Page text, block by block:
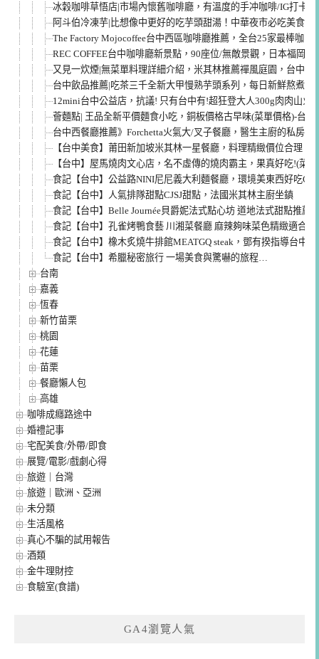
冰穀咖啡草悟店|市場內懷舊咖啡廳，有溫度的手冲咖啡/IG打卡新
阿斗伯冷凍芋|比想像中更好的吃芋頭甜湯！中華夜市必吃美食
The Factory Mojocoffee台中西區咖啡廳推薦，全台25家最棒咖啡
REC COFFEE台中咖啡廳新景點，90座位/無敵景觀，日本福岡
又見一炊煙|無菜單料理詳細介紹，米其林推薦禪風庭園，台中新
台中飲品推薦|吃茶三千全新大甲慢熟芋頭系列，每日新鮮熬煮超
12mini台中公益店，抗議! 只有台中有!超狂登大人300g肉肉山火
薈麵點| 王品全新平價麵食小吃，銅板價格古早味(菜單價格)-台
台中西餐廳推薦》Forchetta火氣大/叉子餐廳，醫生主廚的私房歐
【台中美食】莆田新加坡米其林一星餐廳，料理精緻價位合理，
【台中】屋馬燒肉文心店，名不虛傳的燒肉霸主，果真好吃!(菜單
食記【台中】公益路NINI尼尼義大利麵餐廳，環境美東西好吃CP
食記【台中】人氣排隊甜點CJSJ甜點，法國米其林主廚坐鎮
食記【台中】Belle Journée貝爵妮法式點心坊 道地法式甜點推薦(
食記【台中】孔雀烤鴨食藝 川湘菜餐廳 麻辣夠味菜色精緻適合
食記【台中】橡木炙燒牛排館MEATGQ steak，鄧有揆指導台中
食記【台中】希臘秘密旅行 一場美食與驚嚇的旅程…
台南
嘉義
恆春
新竹苗栗
桃園
花蓮
苗栗
餐廳懶人包
高雄
咖啡成癮路途中
婚禮記事
宅配美食/外帶/即食
展覽/電影/戲劇心得
旅遊｜台灣
旅遊｜歐洲、亞洲
未分類
生活風格
真心不騙的試用報告
酒類
金牛理財控
食驗室(食譜)
GA4瀏覽人氣